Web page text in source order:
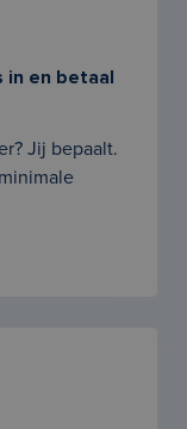
in en betaal
Jij bepaalt.